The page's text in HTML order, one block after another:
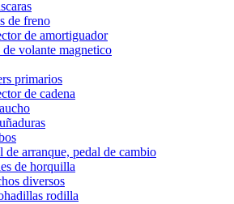
de freno
de amortiguador
de volante magnetico
primarios
de cadena
de arranque, pedal de cambio
de horquilla
diversos
rodilla